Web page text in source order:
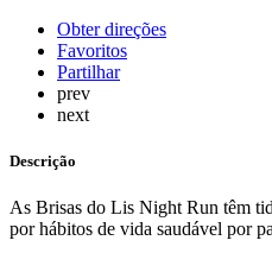
Obter direções
Favoritos
Partilhar
prev
next
Descrição
As Brisas do Lis Night Run têm
por hábitos de vida saudável por